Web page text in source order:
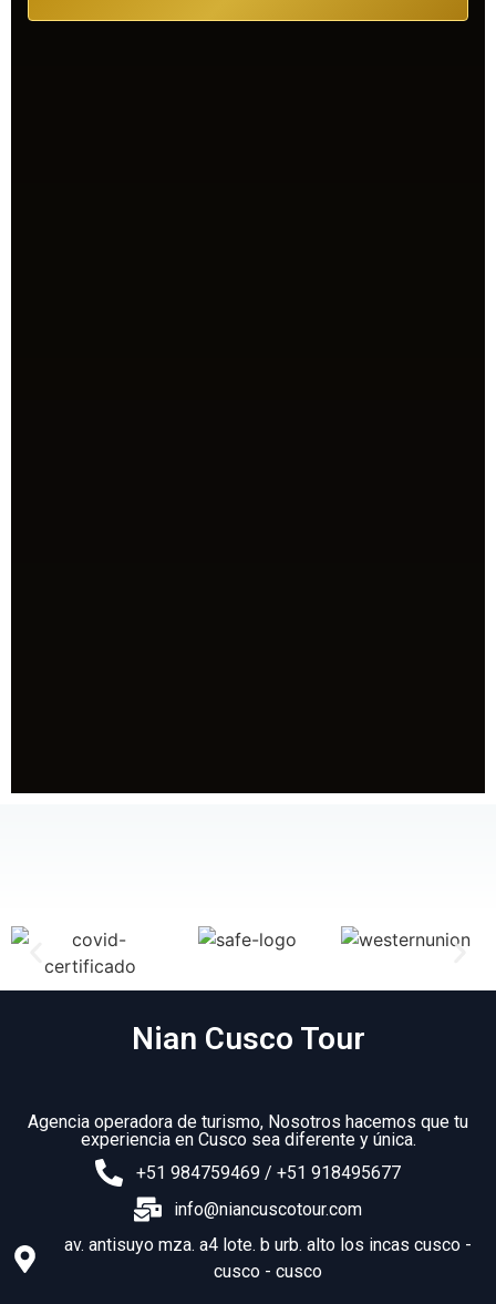
Nian Cusco Tour
Agencia operadora de turismo, Nosotros hacemos que tu
experiencia en Cusco sea diferente y única.
+51 984759469 / +51 918495677
info@niancuscotour.com
av. antisuyo mza. a4 lote. b urb. alto los incas cusco -
cusco - cusco